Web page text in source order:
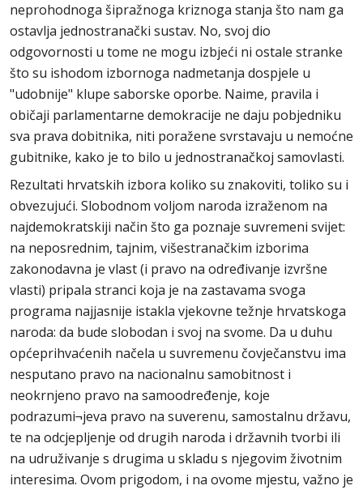
neprohodnoga šipražnoga kriznoga stanja što nam ga
ostavlja jednostranački sustav. No, svoj dio
odgovornosti u tome ne mogu izbjeći ni ostale stranke
što su ishodom izbornoga nadmetanja dospjele u
"udobnije" klupe saborske oporbe. Naime, pravila i
običaji parlamentarne demokracije ne daju pobjedniku
sva prava dobitnika, niti poražene svrstavaju u nemoćne
gubitnike, kako je to bilo u jednostranačkoj samovlasti.
Rezultati hrvatskih izbora koliko su znakoviti, toliko su i
obvezujući. Slobodnom voljom naroda izraženom na
najdemokratskiji način što ga poznaje suvremeni svijet:
na neposrednim, tajnim, višestranačkim izborima
zakonodavna je vlast (i pravo na određivanje izvršne
vlasti) pripala stranci koja je na zastavama svoga
programa najjasnije istakla vjekovne težnje hrvatskoga
naroda: da bude slobodan i svoj na svome. Da u duhu
općeprihvaćenih načela u suvremenu čovječanstvu ima
nesputano pravo na nacionalnu samobitnost i
neokrnjeno pravo na samoodređenje, koje
podrazumi¬jeva pravo na suverenu, samostalnu državu,
te na odcjepljenje od drugih naroda i državnih tvorbi ili
na udruživanje s drugima u skladu s njegovim životnim
interesima. Ovom prigodom, i na ovome mjestu, važno je